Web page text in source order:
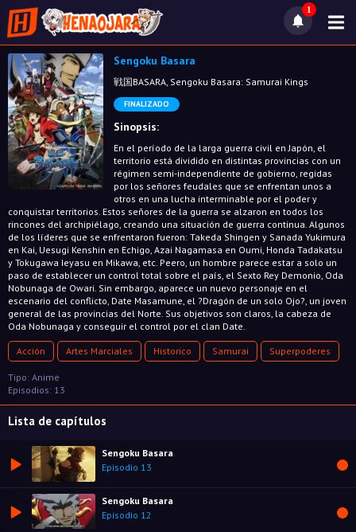
1
Sengoku Basara
戦国BASARA, Sengoku Basara: Samurai Kings
FINALIZADO
Sinopsis:
En el período de la larga guerra civil en Japón, el
territorio está dividido en distintas provincias con un
régimen semi-independiente de gobierno, regidas
por los señores feudales que se enfrentan unos a
otros en una lucha interminable por el poder y
conquistar territorios. Estos señores de la guerra se alzaron en todos los
rincones del archipiélago, creando una situación de guerra continua. Algunos
de los líderes que se enfrentaron fueron: Takeda Shingen y Sanada Yukimura
en Kai, Uesugi Kenshin en Echigo, Azai Nagamasa en Oumi, Honda Tadakatsu
y Tokugawa Ieyasu en Mikawa, etc. Peero, un hombre parece estar a solo un
paso de establecer un control total sobre el país, el Sexto Rey Demonio, Oda
Nobunaga de Owari. Sin embargo, aparece un nuevo personaje en el
escenario del conflicto, Date Masamune, el ?Dragón de un solo Ojo?, un joven
general de las provincias del Norte. Sus objetivos son claros, la cabeza de
Oda Nobunaga y conseguir el control por el clan Date.
Acción Artes Marciales Historico Samurai Superpoderes
Tipo: Anime
Episodios: 13
Lista de capítulos
Sengoku Basara
Episodio 13
Sengoku Basara
Episodio 12